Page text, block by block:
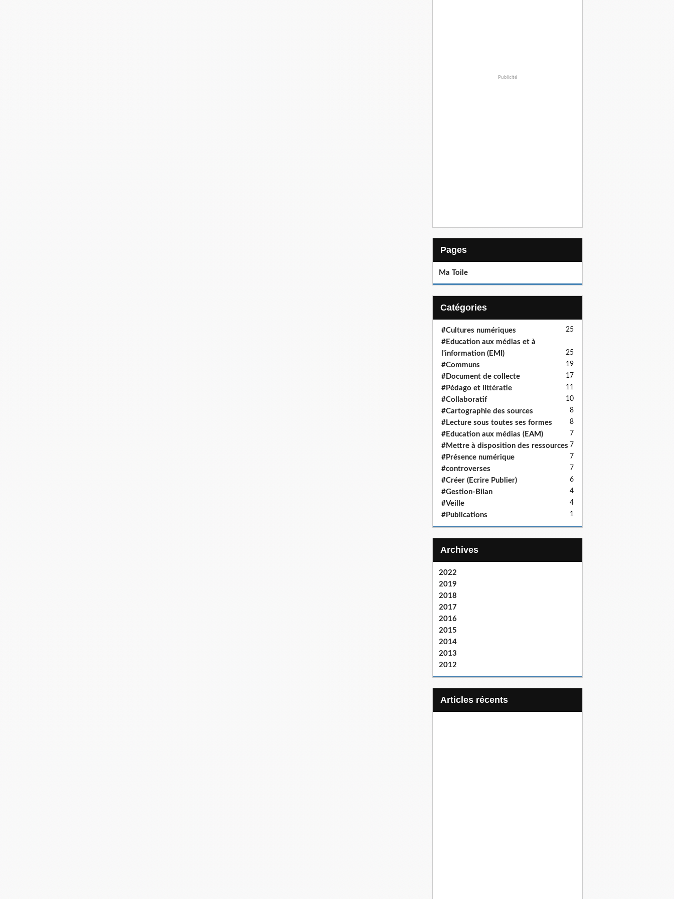
Publicité
Pages
Ma Toile
Catégories
#Cultures numériques 25
#Education aux médias et à
l'information (EMI)
25
#Communs 19
#Document de collecte 17
#Pédago et littératie 11
#Collaboratif 10
#Cartographie des sources 8
#Lecture sous toutes ses formes 8
#Education aux médias (EAM) 7
#Mettre à disposition des ressources 7
#Présence numérique 7
#controverses 7
#Créer (Ecrire Publier) 6
#Gestion-Bilan 4
#Veille 4
#Publications 1
Archives
2022
2019
2018
2017
2016
2015
2014
2013
2012
articles récents